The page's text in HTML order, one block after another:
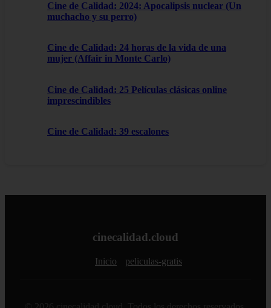
Cine de Calidad: 2024: Apocalipsis nuclear (Un
muchacho y su perro)
Cine de Calidad: 24 horas de la vida de una
mujer (Affair in Monte Carlo)
Cine de Calidad: 25 Películas clásicas online
imprescindibles
Cine de Calidad: 39 escalones
cinecalidad.cloud
Inicio peliculas-gratis